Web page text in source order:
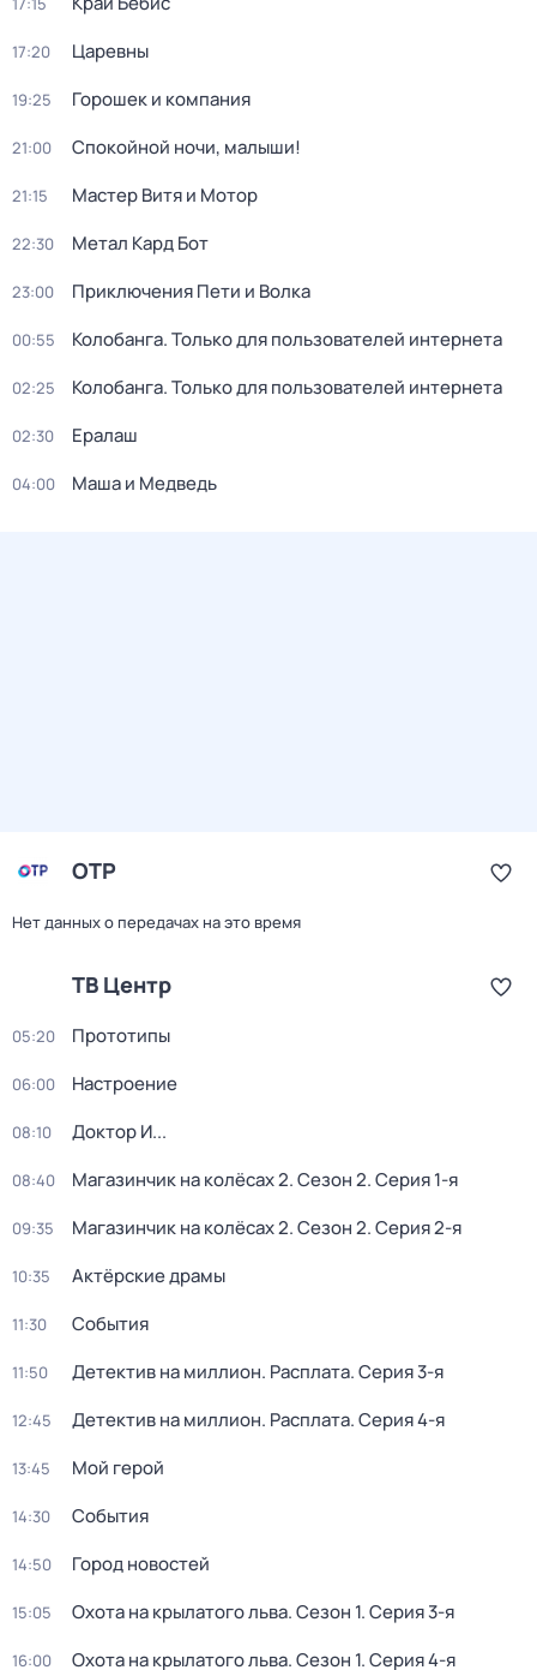
17:20 Царевны
19:25 Горошек и компания
21:00 Спокойной ночи, малыши!
21:15 Мастер Витя и Мотор
22:30 Метал Кард Бот
23:00 Приключения Пети и Волка
00:55 Колобанга. Только для пользователей интернета
02:25 Колобанга. Только для пользователей интернета
02:30 Ералаш
04:00 Маша и Медведь
ОТР
Нет данных о передачах на это время
ТВ Центр
05:20 Прототипы
06:00 Настроение
08:10 Доктор И...
08:40 Магазинчик на колёсах 2. Сезон 2. Серия 1-я
09:35 Магазинчик на колёсах 2. Сезон 2. Серия 2-я
10:35 Актёрские драмы
11:30 События
11:50 Детектив на миллион. Расплата. Серия 3-я
12:45 Детектив на миллион. Расплата. Серия 4-я
13:45 Мой герой
14:30 События
14:50 Город новостей
15:05 Охота на крылатого льва. Сезон 1. Серия 3-я
16:00 Охота на крылатого льва. Сезон 1. Серия 4-я